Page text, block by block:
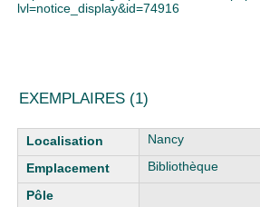
lvl=notice_display&id=74916
EXEMPLAIRES (1)
Liste des exemplaires
Nancy
Bibliothèque